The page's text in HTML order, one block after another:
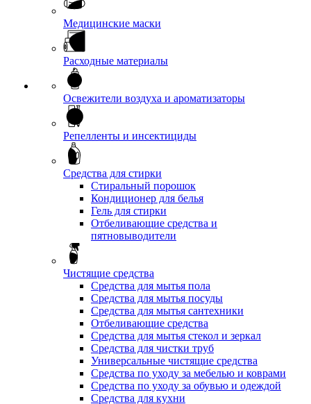
Медицинские маски
Расходные материалы
Освежители воздуха и ароматизаторы
Репелленты и инсектициды
Средства для стирки
Стиральный порошок
Кондиционер для белья
Гель для стирки
Отбеливающие средства и
пятновыводители
Чистящие средства
Средства для мытья пола
Средства для мытья посуды
Средства для мытья сантехники
Отбеливающие средства
Средства для мытья стекол и зеркал
Средства для чистки труб
Универсальные чистящие средства
Средства по уходу за мебелью и коврами
Средства по уходу за обувью и одеждой
Средства для кухни